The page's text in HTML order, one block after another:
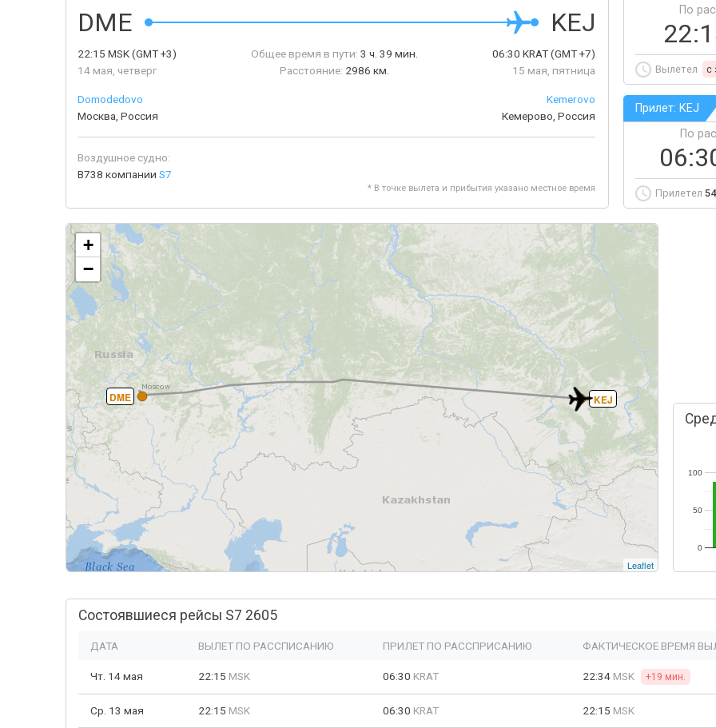
DME KEJ
22:15 MSK(GMT +3)
14 мая, четверг
Общее время в пути: 3 ч. 39 мин.
Расстояние: 2986 км.
06:30 KRAT(GMT +7)
15 мая, пятница
Domodedovo
Москва, Россия
Kemerovo
Кемерово, Россия
Воздушное судно:
B738 компании S7
* В точке вылета и прибытия указано местное время
По
Вылетел c
Прилет: KEJ
По
Прилетел
DME KEJ
+
−
Leaflet
0
50
100
Состоявшиеся рейсы S7 2605
ДАТА ВЫЛЕТ ПО РАССПИСАНИЮ ПРИЛЕТ ПО РАССПРИСАНИЮ ФАКТИЧЕСКОЕ ВРЕМЯ
Чт. 14 мая 22:15 MSK 06:30 KRAT 22:34 MSK +19 мин.
Ср. 13 мая 22:15 MSK 06:30 KRAT 22:15 MSK